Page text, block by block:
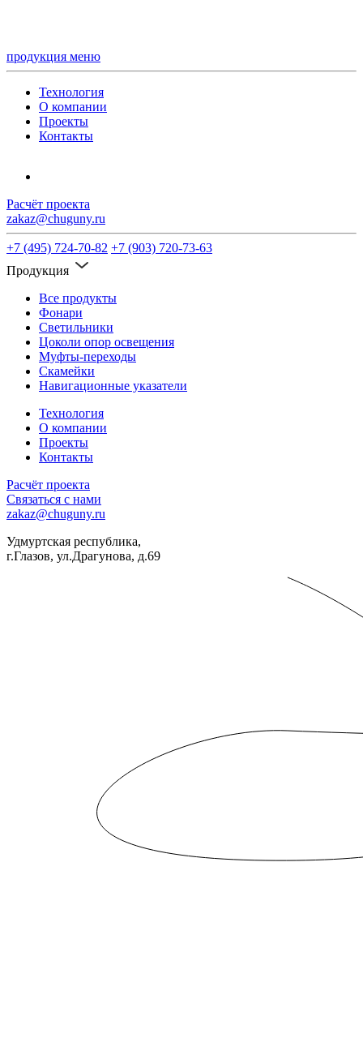
продукция меню
Технология
О компании
Проекты
Контакты
Расчёт проекта
zakaz@chuguny.ru
+7 (495) 724-70-82 +7 (903) 720-73-63
Продукция
Все продукты
Фонари
Светильники
Цоколи опор освещения
Муфты-переходы
Скамейки
Навигационные указатели
Технология
О компании
Проекты
Контакты
Расчёт проекта
Связаться с нами
zakaz@chuguny.ru
Удмуртская республика,
г.Глазов, ул.Драгунова, д.69